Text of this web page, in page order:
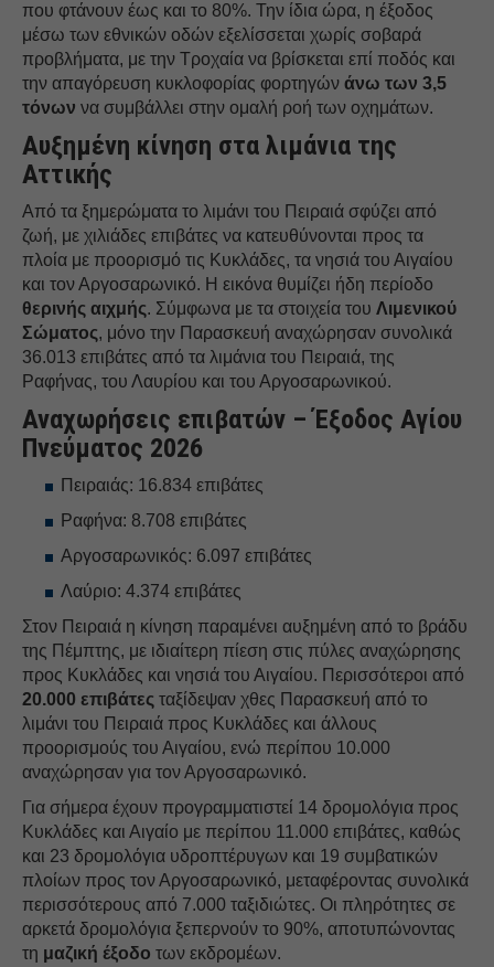
που φτάνουν έως και το 80%. Την ίδια ώρα, η έξοδος
μέσω των εθνικών οδών εξελίσσεται χωρίς σοβαρά
προβλήματα, με την Τροχαία να βρίσκεται επί ποδός και
την απαγόρευση κυκλοφορίας φορτηγών άνω των 3,5
τόνων να συμβάλλει στην ομαλή ροή των οχημάτων.
Αυξημένη κίνηση στα λιμάνια της
Αττικής
Από τα ξημερώματα το λιμάνι του Πειραιά σφύζει από
ζωή, με χιλιάδες επιβάτες να κατευθύνονται προς τα
πλοία με προορισμό τις Κυκλάδες, τα νησιά του Αιγαίου
και τον Αργοσαρωνικό. Η εικόνα θυμίζει ήδη περίοδο
θερινής αιχμής. Σύμφωνα με τα στοιχεία του Λιμενικού
Σώματος, μόνο την Παρασκευή αναχώρησαν συνολικά
36.013 επιβάτες από τα λιμάνια του Πειραιά, της
Ραφήνας, του Λαυρίου και του Αργοσαρωνικού.
Αναχωρήσεις επιβατών – Έξοδος Αγίου
Πνεύματος 2026
Πειραιάς: 16.834 επιβάτες
Ραφήνα: 8.708 επιβάτες
Αργοσαρωνικός: 6.097 επιβάτες
Λαύριο: 4.374 επιβάτες
Στον Πειραιά η κίνηση παραμένει αυξημένη από το βράδυ
της Πέμπτης, με ιδιαίτερη πίεση στις πύλες αναχώρησης
προς Κυκλάδες και νησιά του Αιγαίου. Περισσότεροι από
20.000 επιβάτες ταξίδεψαν χθες Παρασκευή από το
λιμάνι του Πειραιά προς Κυκλάδες και άλλους
προορισμούς του Αιγαίου, ενώ περίπου 10.000
αναχώρησαν για τον Αργοσαρωνικό.
Για σήμερα έχουν προγραμματιστεί 14 δρομολόγια προς
Κυκλάδες και Αιγαίο με περίπου 11.000 επιβάτες, καθώς
και 23 δρομολόγια υδροπτέρυγων και 19 συμβατικών
πλοίων προς τον Αργοσαρωνικό, μεταφέροντας συνολικά
περισσότερους από 7.000 ταξιδιώτες. Οι πληρότητες σε
αρκετά δρομολόγια ξεπερνούν το 90%, αποτυπώνοντας
τη μαζική έξοδο των εκδρομέων.